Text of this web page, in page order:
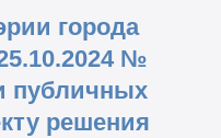
города
№
публичных
решения